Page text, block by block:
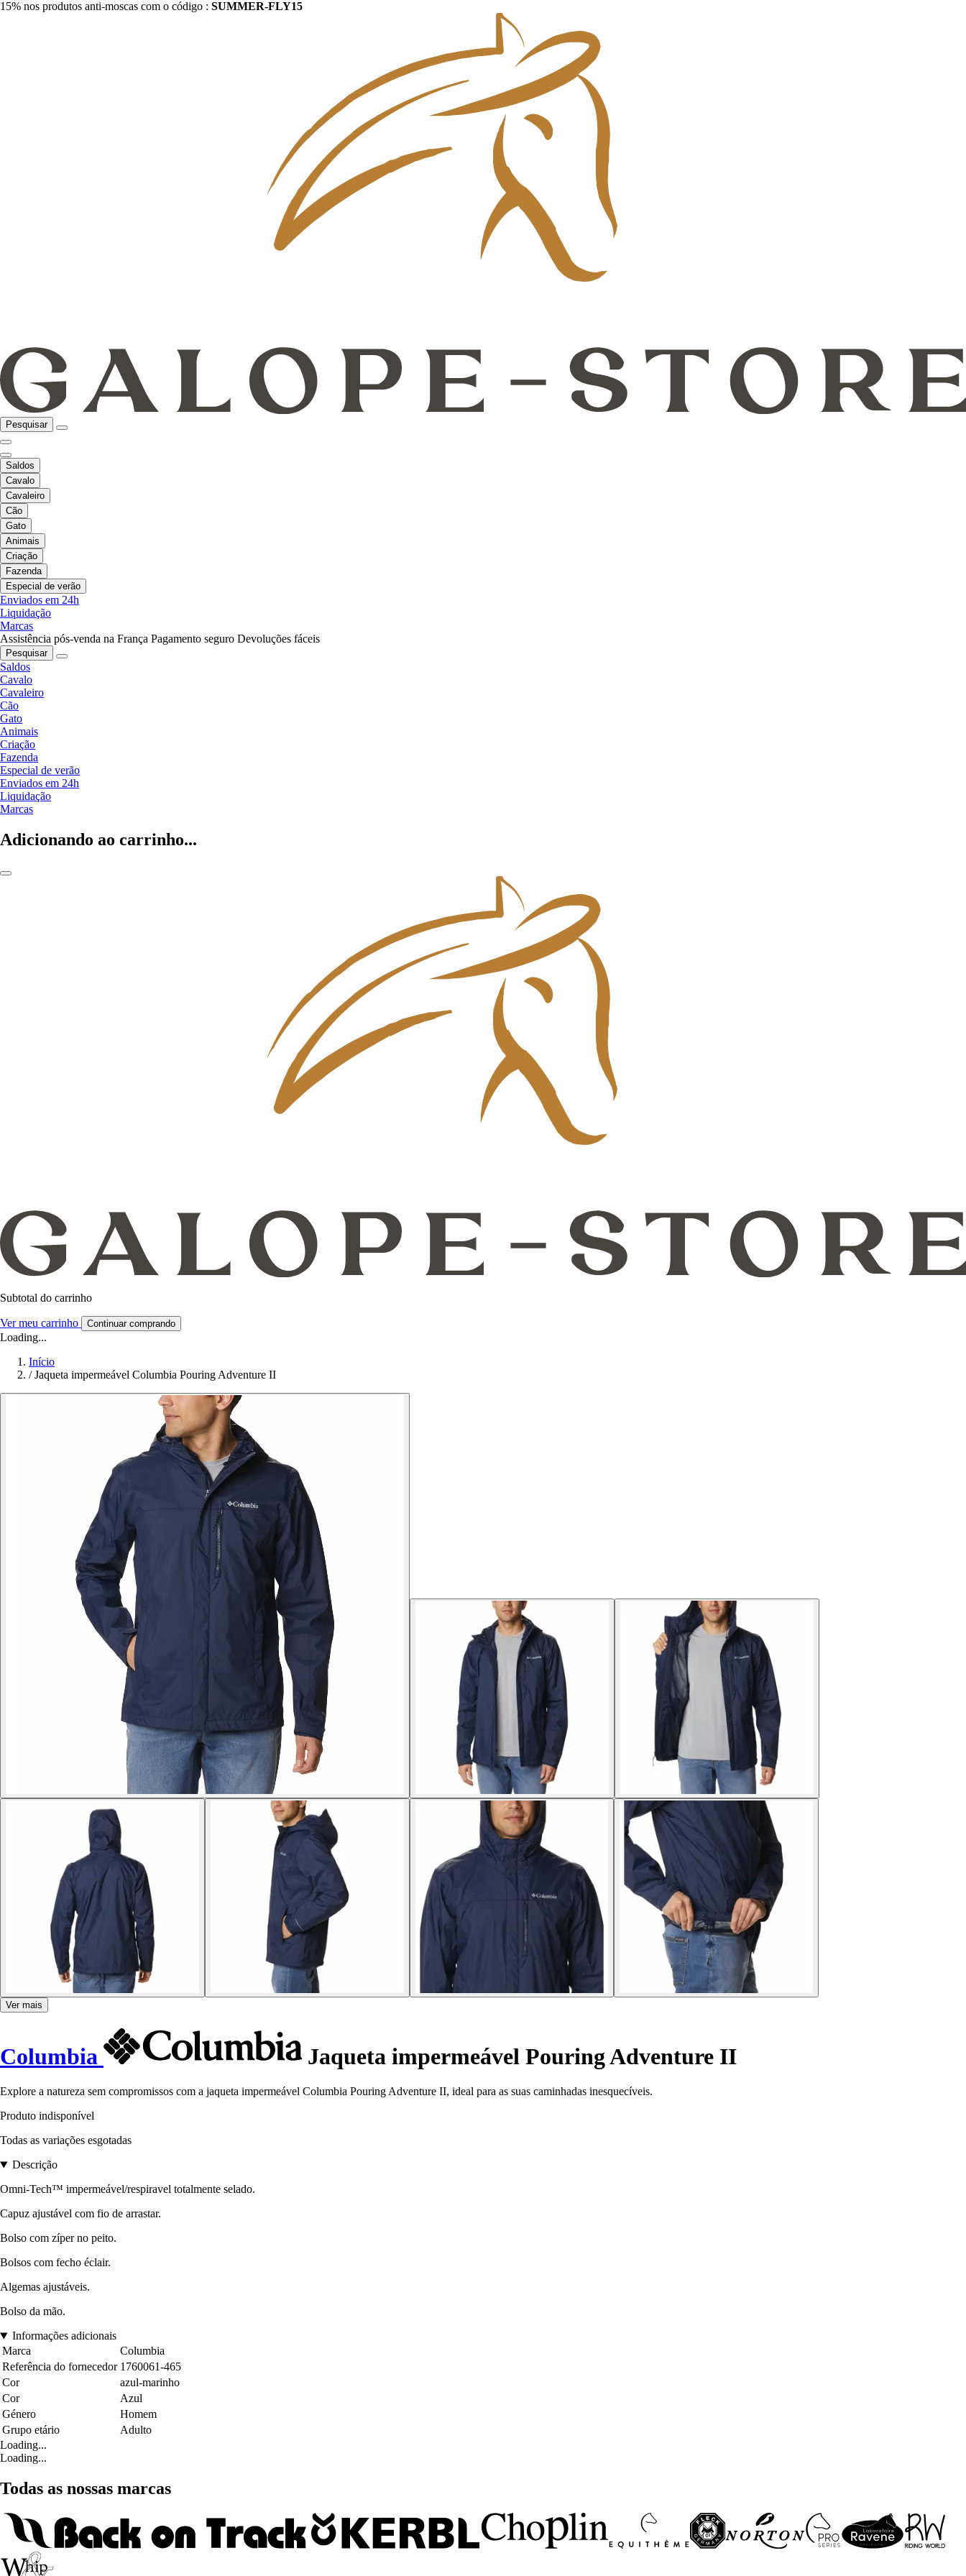
15% nos produtos anti-moscas com o código : SUMMER-FLY15
Pesquisar
Saldos
Cavalo
Cavaleiro
Cão
Gato
Animais
Criação
Fazenda
Especial de verão
Enviados em 24h
Liquidação
Marcas
Assistência pós-venda na França Pagamento seguro Devoluções fáceis
Pesquisar
Saldos
Cavalo
Cavaleiro
Cão
Gato
Animais
Criação
Fazenda
Especial de verão
Enviados em 24h
Liquidação
Marcas
Adicionando ao carrinho...
Subtotal do carrinho
Ver meu carrinho Continuar comprando
Loading...
Início
/ Jaqueta impermeável Columbia Pouring Adventure II
Ver mais
Columbia Jaqueta impermeável Pouring Adventure II
Explore a natureza sem compromissos com a jaqueta impermeável Columbia Pouring Adventure II, ideal para as suas caminhadas inesquecíveis.
Produto indisponível
Todas as variações esgotadas
Descrição
Omni-Tech™ impermeável/respiravel totalmente selado.
Capuz ajustável com fio de arrastar.
Bolso com zíper no peito.
Bolsos com fecho éclair.
Algemas ajustáveis.
Bolso da mão.
Informações adicionais
Marca
Columbia
Referência do fornecedor 1760061-465
Cor
azul-marinho
Cor
Azul
Género
Homem
Grupo etário
Adulto
Loading...
Loading...
Todas as nossas marcas